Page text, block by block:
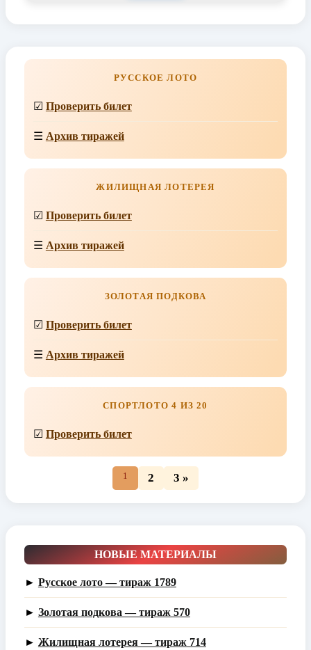
РУССКОЕ ЛОТО
☑ Проверить билет
☰ Архив тиражей
ЖИЛИЩНАЯ ЛОТЕРЕЯ
☑ Проверить билет
☰ Архив тиражей
ЗОЛОТАЯ ПОДКОВА
☑ Проверить билет
☰ Архив тиражей
СПОРТЛОТО 4 ИЗ 20
☑ Проверить билет
1 2 3 »
НОВЫЕ МАТЕРИАЛЫ
► Русское лото — тираж 1789
► Золотая подкова — тираж 570
► Жилищная лотерея — тираж 714